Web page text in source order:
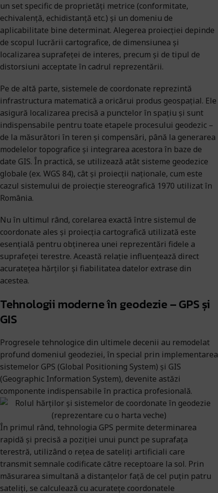
un set specific de proprietăți metrice (conformitate,
echivalență, echidistanță etc.) și un domeniu de
aplicabilitate bine determinat. Alegerea proiecției depinde
de scopul lucrării cartografice, de dimensiunea și
localizarea suprafeței de interes, precum și de tipul de
distorsiuni acceptate în cadrul reprezentării.
Pe de altă parte, sistemele de coordonate reprezintă
infrastructura matematică a oricărui produs geospațial. Ele
asigură localizarea precisă a punctelor în spațiu și sunt
indispensabile pentru toate etapele procesului geodezic –
de la măsurători în teren și compensări, până la generarea
modelelor topografice și integrarea acestora în baze de
date GIS. În practică, se utilizează atât sisteme geodezice
globale (ex. WGS 84), cât și proiecții naționale, cum este
cazul sistemului de proiecție stereografică 1970 utilizat în
România.
Nu în ultimul rând, corelarea exactă între sistemul de
coordonate ales și proiecția cartografică utilizată este
esențială pentru obținerea unei reprezentări fidele a
suprafeței terestre. Această relație influențează direct
acuratețea hărților și fiabilitatea datelor extrase din
acestea.
Tehnologii moderne în geodezie – GPS și
GIS
Progresele tehnologice din ultimele decenii au remodelat
profund domeniul geodeziei, în special prin implementarea
sistemelor GPS (Global Positioning System) și GIS
(Geographic Information System), devenite astăzi
componente indispensabile în practica profesională.
În primul rând, tehnologia GPS permite determinarea
rapidă și precisă a poziției unui punct pe suprafața
terestră, utilizând o rețea de sateliți artificiali care
transmit semnale codificate către receptoare la sol. Prin
măsurarea simultană a distanțelor față de cel puțin patru
sateliți, se calculează cu acuratețe coordonatele